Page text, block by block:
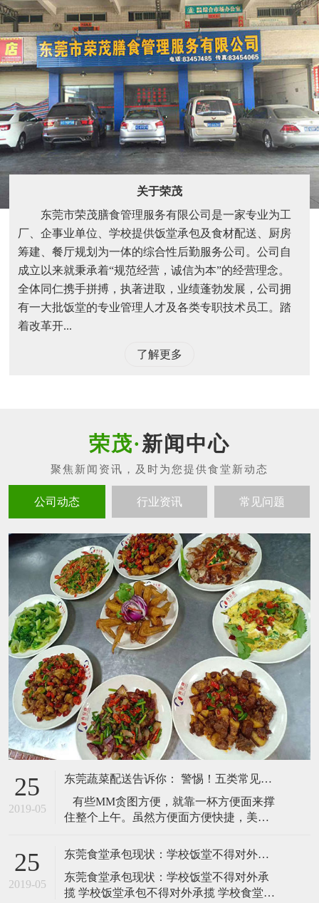
关于荣茂
东莞市荣茂膳食管理服务有限公司是一家专业为工
厂、企事业单位、学校提供饭堂承包及食材配送、厨房
筹建、餐厅规划为一体的综合性后勤服务公司。公司自
成立以来就秉承着“规范经营，诚信为本”的经营理念。
全体同仁携手拼搏，执著进取，业绩蓬勃发展，公司拥
有一大批饭堂的专业管理人才及各类专职技术员工。踏
着改革开...
了解更多
新闻中心
公司动态 行业资讯 常见问题
25
2019-05
东莞蔬菜配送告诉你： 警惕！五类常见早餐最易长赘肉
有些MM贪图方便，就靠一杯方便面来撑
住整个上午。虽然方便面方便快捷，美味
量相当高，而且汤粉多含味精，吃多了有
害健康。而且，方便面的脱水蔬菜不能提
供维生素和纤维，吃多了更容易导致便
秘。 建议：贪吃方便面的人可以选吃不经
25
2019-05
东莞食堂承包现状：学校饭堂不得对外承揽
东莞食堂承包现状：学校饭堂不得对外承
揽 学校饭堂承包不得对外承揽 学校食堂不